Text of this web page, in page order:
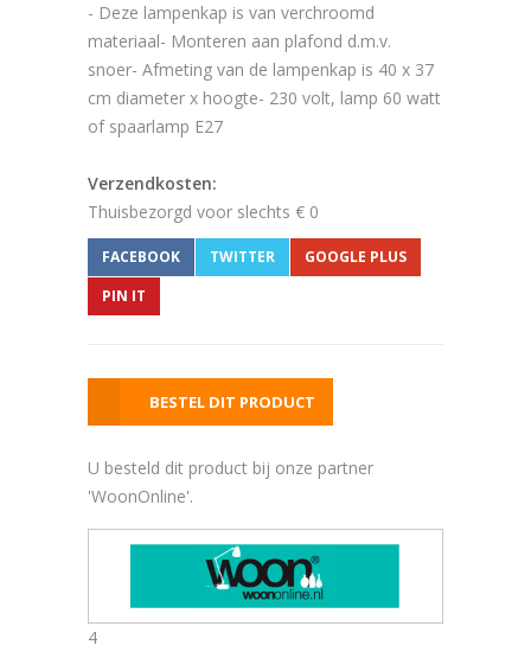
- Deze lampenkap is van verchroomd
materiaal- Monteren aan plafond d.m.v.
snoer- Afmeting van de lampenkap is 40 x 37
cm diameter x hoogte- 230 volt, lamp 60 watt
of spaarlamp E27
Verzendkosten:
Thuisbezorgd voor slechts € 0
FACEBOOK TWITTER
GOOGLE PLUS
PIN IT
BESTEL DIT PRODUCT
U besteld dit product bij onze partner
'WoonOnline'.
4